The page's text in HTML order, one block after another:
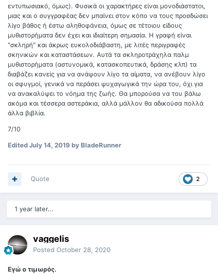
εντυπωσιακό, όμως). Φυσικά οι χαρακτήρες είναι μονοδιάστατοι,
μιας και ο συγγραφέας δεν μπαίνει στον κόπο να τους προσδώσει
λίγο βάθος ή έστω αληθοφάνεια, όμως σε τέτοιου είδους
μυθιστορήματα δεν έχει και ιδιαίτερη σημασία. Η γραφή είναι
"σκληρή" και άκρως ευκολοδιάβαστη, με λιτές περιγραφές
σκηνικών και καταστάσεων. Αυτά τα σκληροτράχηλα παλμ
μυθιστορήματα (αστυνομικά, κατασκοπευτικά, δράσης κλπ) τα
διαβάζει κανείς για να ανάψουν λίγο τα αίματα, να ανέβουν λίγο
οι σφυγμοί, γενικά να περάσει ψυχαγωγικά την ώρα του, όχι για
να ανακαλύψει το νόημα της ζωής. Θα μπορούσα να του βάλω
ακόμα και τέσσερα αστεράκια, αλλά μάλλον θα αδικούσα πολλά
άλλα βιβλία.
7/10
EditedJuly 14, 2019 by BladeRunner
2
Quote
1 year later...
vaggelis
Posted October 28, 2020
Εγώ ο τιμωρός.